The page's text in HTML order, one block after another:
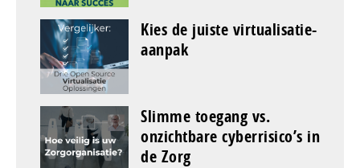
Kies de juiste virtualisatie-
aanpak
Slimme toegang vs.
onzichtbare cyberrisico’s in
de Zorg